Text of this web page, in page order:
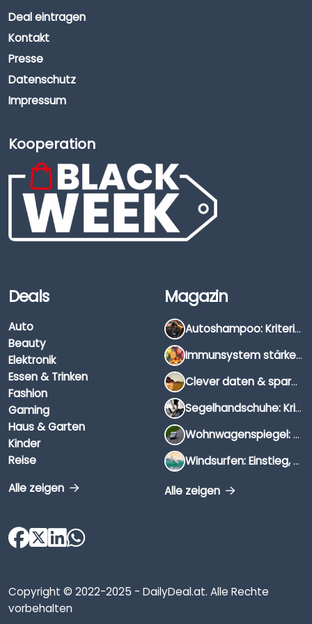
Deal eintragen
Kontakt
Presse
Datenschutz
Impressum
Kooperation
Deals
Auto
Beauty
Elektronik
Essen & Trinken
Fashion
Gaming
Haus & Garten
Kinder
Reise
Alle zeigen
Magazin
Autoshampoo: Kriterien, Unterschiede & Anwendung
Immunsystem stärken: Hausmittel, Vitamine & Wissenswertes
Clever daten & sparen: So findest du die besten Deals für Dates und Unternehmungen
Segelhandschuhe: Kriterien, Materialien & Tipps
Wohnwagenspiegel: Auswahl, Preise & Montage
Windsurfen: Einstieg, Ausrüstung & Tipps
Alle zeigen
Copyright © 2022-2025 - DailyDeal.at. Alle Rechte
vorbehalten